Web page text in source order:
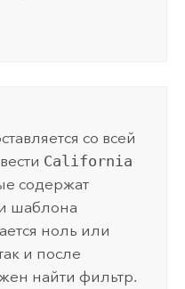
со всей
California
содержат
шаблона
ноль или
и после
найти фильтр.